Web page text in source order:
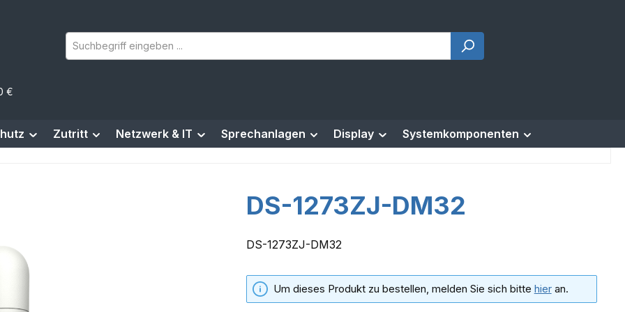
€
Zutritt Netzwerk & IT Sprechanlagen Display Systemkomponenten
DS-1273ZJ-DM32
DS-1273ZJ-DM32
Um dieses Produkt zu bestellen, melden Sie sich bitte hieran.